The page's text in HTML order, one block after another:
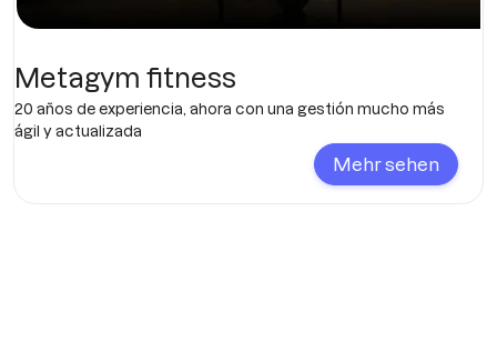
Metagym fitness
20 años de experiencia, ahora con una gestión mucho más
ágil y actualizada
Mehr sehen